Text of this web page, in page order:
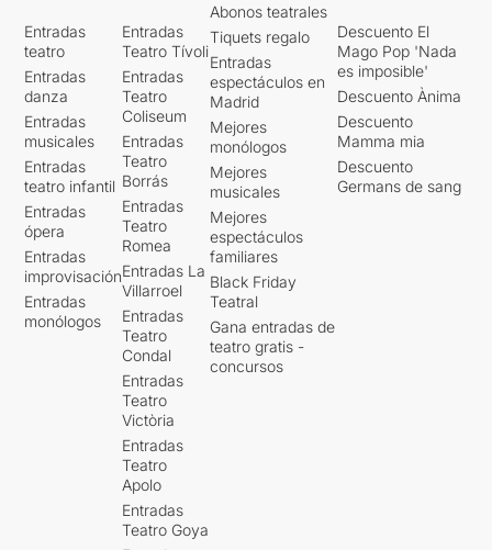
Entradas
teatro
Entradas
danza
Entradas
musicales
Entradas
teatro infantil
Entradas
ópera
Entradas
improvisación
Entradas
monólogos
Entradas
Teatro Tívoli
Entradas
Teatro
Coliseum
Entradas
Teatro
Borrás
Entradas
Teatro
Romea
Entradas La
Villarroel
Entradas
Teatro
Condal
Entradas
Teatro
Victòria
Entradas
Teatro
Apolo
Entradas
Teatro Goya
Abonos teatrales
Tiquets regalo
Entradas
espectáculos en
Madrid
Mejores
monólogos
Mejores
musicales
Mejores
espectáculos
familiares
Black Friday
Teatral
Gana entradas de
teatro gratis -
concursos
Descuento El
Mago Pop 'Nada
es imposible'
Descuento Ànima
Descuento
Mamma mia
Descuento
Germans de sang